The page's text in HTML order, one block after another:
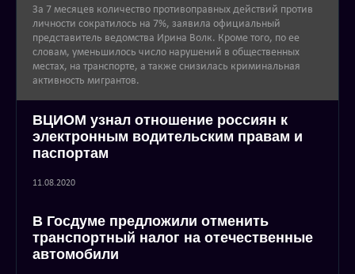
За 7 месяцев количество противоправных действий против
личности сократилось на 7%, заявила официальный
представитель ведомства Ирина Волк. Кроме того, по ее
словам, уменьшилось число нарушений в общественных
местах, на транспорте, а также снизилась криминальная
активность мигрантов.
ВЦИОМ узнал отношение россиян к
электронным водительским правам и
паспортам
11.08.2020
В Госдуме предложили отменить
транспортный налог на отечественные
автомобили